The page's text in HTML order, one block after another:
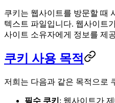
쿠키는 웹사이트를 방문할 때
텍스트 파일입니다. 웹사이트
사이트 소유자에게 정보를 제
쿠키 사용 목적
저희는 다음과 같은 목적으로
필수 쿠키 : 웹사이트가